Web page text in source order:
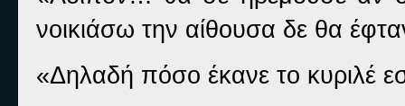
νοικιάσω την αίθουσα δε θα
«Δηλαδή πόσο έκανε το κυριλέ